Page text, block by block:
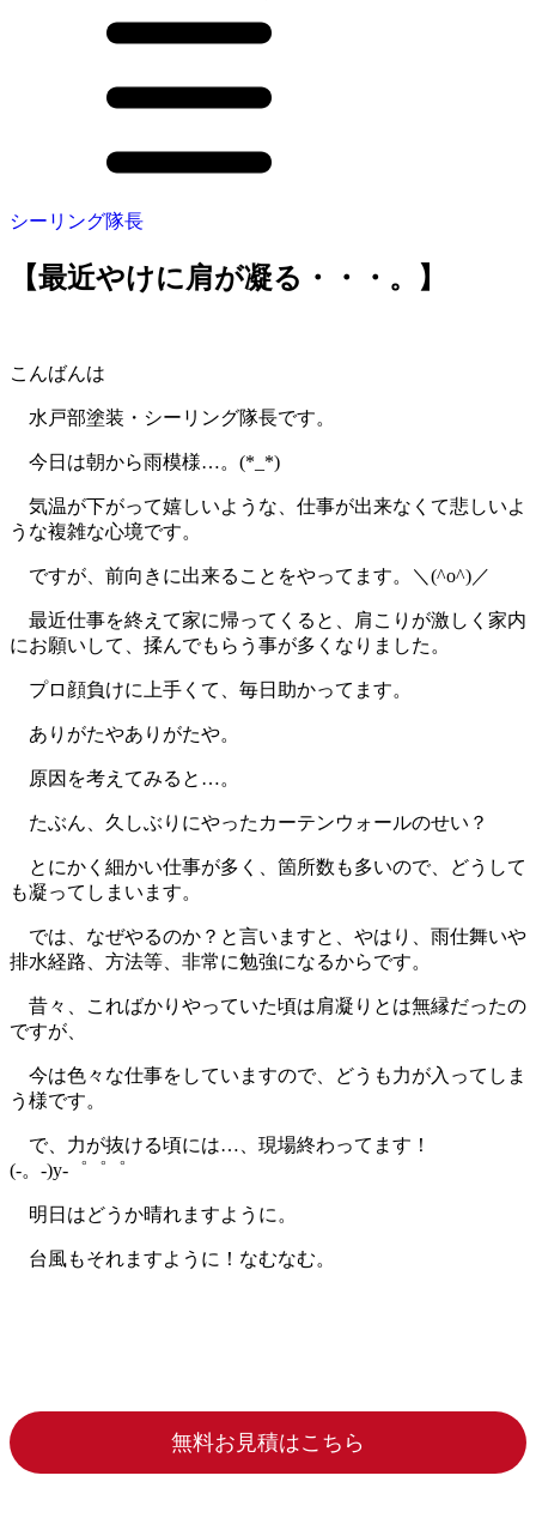
シーリング隊長
【最近やけに肩が凝る・・・。】
こんばんは
水戸部塗装・シーリング隊長です。
今日は朝から雨模様…。(*_*)
気温が下がって嬉しいような、仕事が出来なくて悲しいよ
うな複雑な心境です。
ですが、前向きに出来ることをやってます。＼(^o^)／
最近仕事を終えて家に帰ってくると、肩こりが激しく家内
にお願いして、揉んでもらう事が多くなりました。
プロ顔負けに上手くて、毎日助かってます。
ありがたやありがたや。
原因を考えてみると…。
たぶん、久しぶりにやったカーテンウォールのせい？
とにかく細かい仕事が多く、箇所数も多いので、どうして
も凝ってしまいます。
では、なぜやるのか？と言いますと、やはり、雨仕舞いや
排水経路、方法等、非常に勉強になるからです。
昔々、こればかりやっていた頃は肩凝りとは無縁だったの
ですが、
今は色々な仕事をしていますので、どうも力が入ってしま
う様です。
で、力が抜ける頃には…、現場終わってます！
(-。-)y-゜゜゜
明日はどうか晴れますように。
台風もそれますように！なむなむ。
無料お見積はこちら